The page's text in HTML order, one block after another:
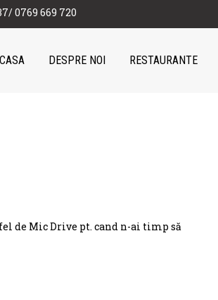
0769 669 720
DESPRE NOI RESTAURANTE
de Mic Drive pt. cand n-ai timp să